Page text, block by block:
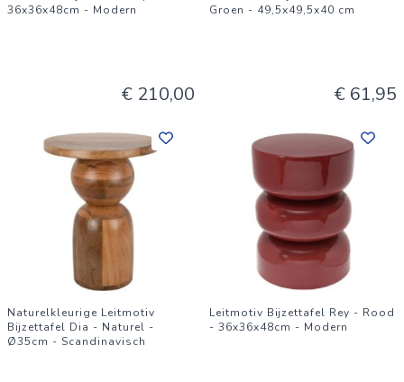
36x36x48cm - Modern
€ 210,00
Groen - 49,5x49,5x40 cm
€ 61,95
Naturelkleurige Leitmotiv
Bijzettafel Dia - Naturel -
Ø35cm - Scandinavisch
Leitmotiv Bijzettafel Rey - Rood
- 36x36x48cm - Modern